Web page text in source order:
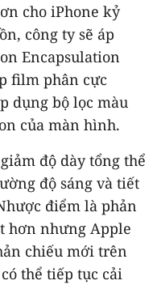
cho ‌iPhone‌ kỷ
công ty sẽ áp
Encapsulation
film phân cực
dụng bộ lọc màu
của màn hình.
độ dày tổng thể
độ sáng và tiết
điểm là phản
hơn nhưng Apple
chiếu mới trên
thể tiếp tục cải